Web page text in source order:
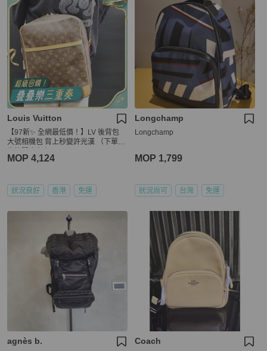
Louis Vuitton
【97新✨ 全網最低價！】LV 後背包
大號相機包 背上秒變許光漢 （下單前
MOP 4,124
狀況良好 香港 免運
Longchamp
Longchamp
MOP 1,799
狀況尚可 台灣 免運
agnès b. Coach